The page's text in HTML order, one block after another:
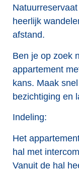
heerlijk
afstand.
Ben je op zoek
appartement
kans. Maak
bezichtiging en
Indeling:
Het
hal met
Vanuit de hal